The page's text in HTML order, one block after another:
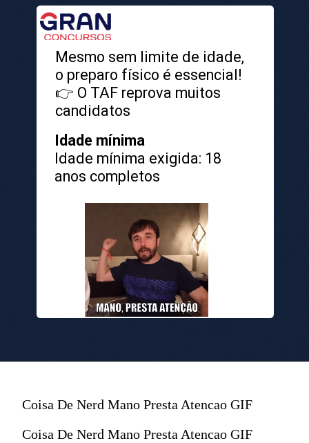
Mesmo sem limite de idade,
o preparo físico é essencial!
👉 O TAF reprova muitos
candidatos
Idade mínima
Idade mínima exigida: 18
anos completos
Coisa De Nerd Mano Presta Atencao GIF
Coisa De Nerd Mano Presta Atencao GIF